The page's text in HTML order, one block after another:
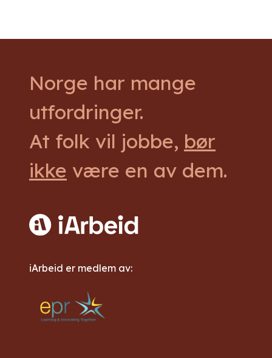
Norge har mange
utfordringer.
At folk vil jobbe, bør
ikke være en av dem.
iArbeid er medlem av: